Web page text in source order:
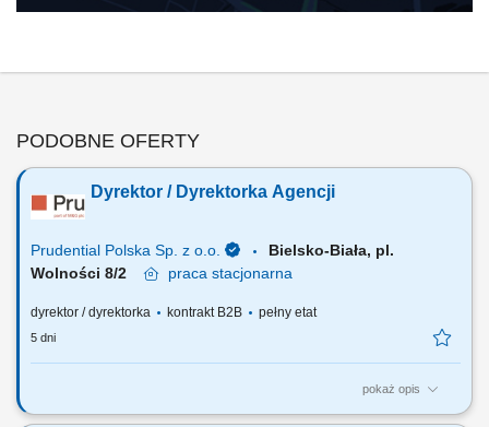
PODOBNE OFERTY
Dyrektor / Dyrektorka Agencji
Prudential Polska Sp. z o.o.
Bielsko-Biała, pl.
Wolności 8/2
praca stacjonarna
dyrektor / dyrektorka kontrakt B2B pełny etat
5 dni
pokaż opis
Za co będziesz odpowiadać: własny biznes przychodowy i zarządzanie